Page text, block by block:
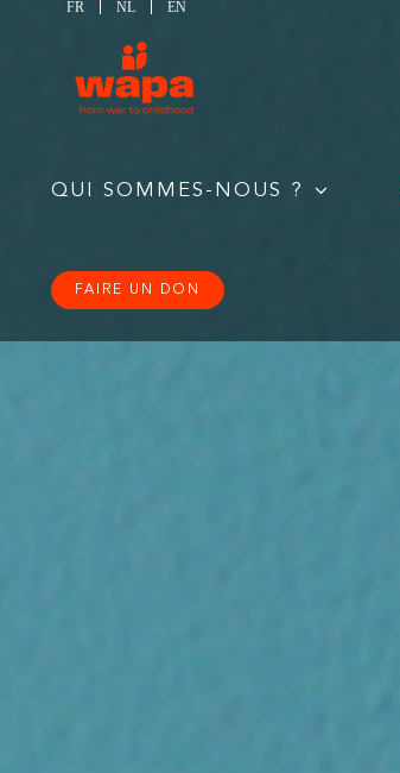
FR NL EN
QUI SOMMES-NOUS ?
FAIRE UN DON